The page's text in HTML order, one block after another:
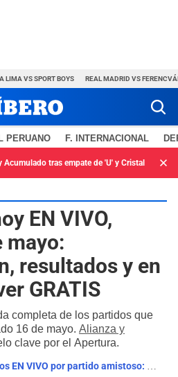
LIMA VS SPORT BOYS REAL MADRID VS
PERUANO F. INTERNACIONAL
Acumulado tras empate de 'U' y Cristal
EN VIVO,
mayo:
resultados y en
GRATIS
completa de los partidos que
16 de mayo. Alianza y
clave por el Apertura.
Real Madrid vs Ferencváros EN VIVO por partido amistoso: qué canal lo transmite, horario y pronóstico